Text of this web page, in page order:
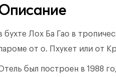
бухте Лох Ба Гао в
от о. Пхукет или от
был построен в 1988